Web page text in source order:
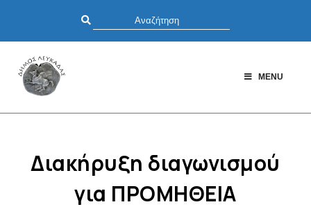
MENU
Διακήρυξη διαγωνισμού
για ΠΡΟΜΗΘΕΙΑ